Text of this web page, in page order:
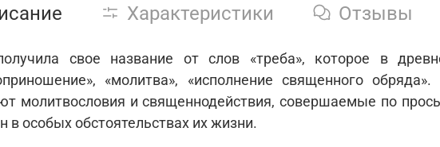
Характеристики Отзывы
свое название от слов «треба», которое в
«молитва», «исполнение священного
молитвословия и священнодействия, совершаемые по
в особых обстоятельствах их жизни.